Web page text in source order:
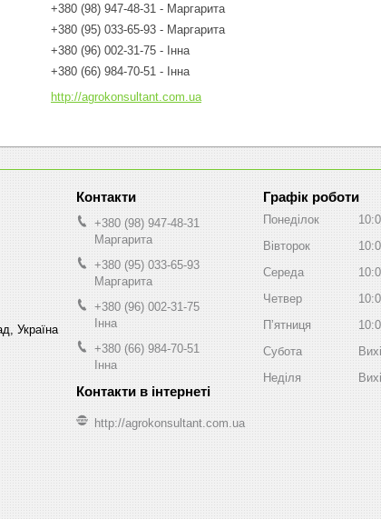
+380 (98) 947-48-31
Маргарита
+380 (95) 033-65-93
Маргарита
+380 (96) 002-31-75
Інна
+380 (66) 984-70-51
Інна
http://agrokonsultant.com.ua
Україна
+380 (98) 947-48-31
Маргарита
+380 (95) 033-65-93
Маргарита
+380 (96) 002-31-75
Інна
+380 (66) 984-70-51
Інна
http://agrokonsultant.com.ua
Графік роботи
Понеділок
Вівторок
Середа
Четвер
Пʼятниця
Субота
Неділя